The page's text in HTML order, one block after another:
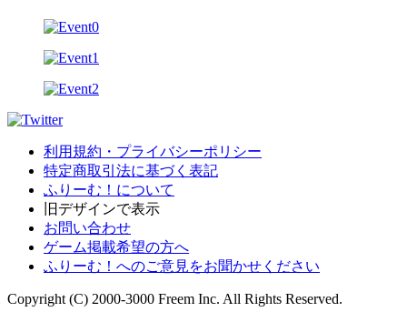
利用規約・プライバシーポリシー
特定商取引法に基づく表記
ふりーむ！について
旧デザインで表示
お問い合わせ
ゲーム掲載希望の方へ
ふりーむ！へのご意見をお聞かせください
Copyright (C) 2000-3000 Freem Inc. All Rights Reserved.